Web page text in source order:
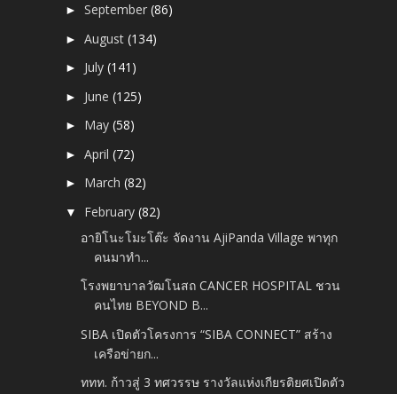
►September(86)
►August(134)
► July(141)
► June(125)
► May(58)
►April(72)
► March(82)
▼ February(82)
อายิโนะโมะโต๊ะ จัดงาน AjiPanda Village พาทุก
คนมาทำ...
โรงพยาบาลวัฒโนสถ CANCER HOSPITAL ชวน
คนไทย BEYOND B...
SIBA เปิดตัวโครงการ “SIBA CONNECT” สร้าง
เครือข่ายก...
ททท. ก้าวสู่ 3 ทศวรรษ รางวัลแห่งเกียรติยศเปิดตัว